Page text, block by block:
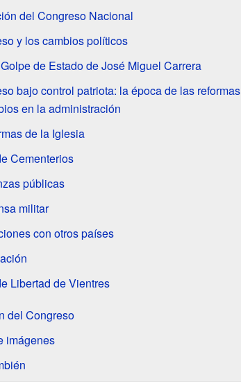
del Congreso Nacional
y los cambios políticos
de Estado de José Miguel Carrera
bajo control patriota: la época de las reformas
en la administración
de la Iglesia
Cementerios
públicas
militar
con otros países
Libertad de Vientres
del Congreso
imágenes